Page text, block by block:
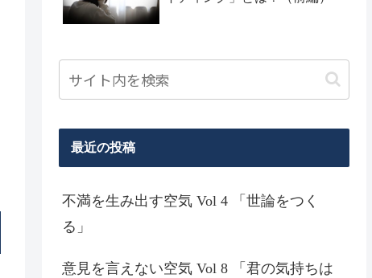
最近の投稿
不満を生み出す空気 Vol 4 「世論をつく
る」
意見を言えない空気 Vol 8 「君の気持ちは